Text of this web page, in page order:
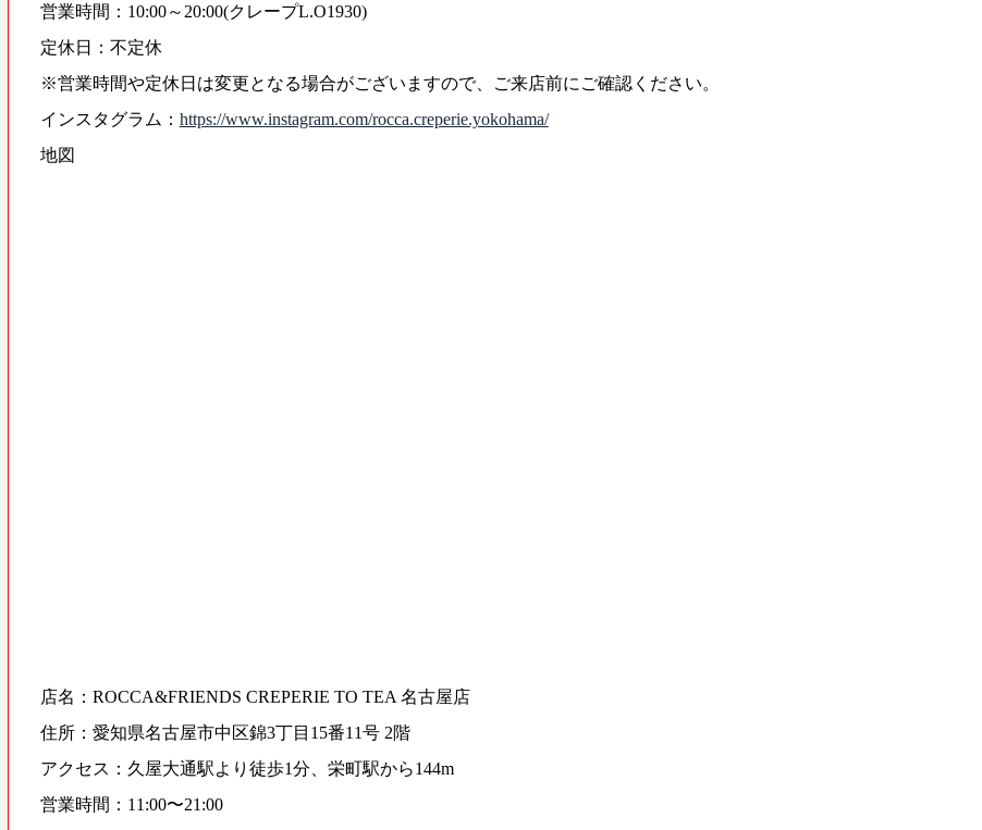
営業時間：10:00～20:00(クレープL.O1930)
定休日：不定休
※営業時間や定休日は変更となる場合がございますので、ご来店前にご確認ください。
インスタグラム： https://www.instagram.com/rocca.creperie.yokohama/
地図
店名：ROCCA&FRIENDS CREPERIE TO TEA 名古屋店
住所：愛知県名古屋市中区錦3丁目15番11号 2階
アクセス：久屋大通駅より徒歩1分、栄町駅から144m
営業時間：11:00〜21:00